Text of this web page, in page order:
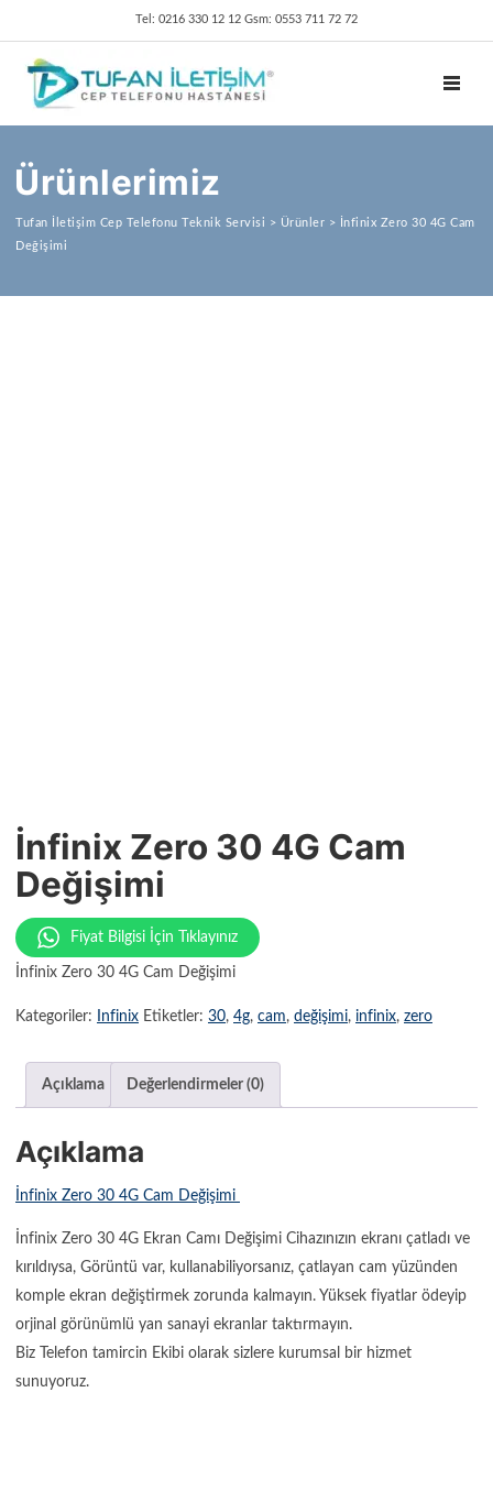
Tel: 0216 330 12 12 Gsm: 0553 711 72 72
Ürünlerimiz
Tufan İletişim Cep Telefonu Teknik Servisi > Ürünler >
İnfinix Zero 30 4G Cam
Değişimi
İnfinix Zero 30 4G Cam
Değişimi
Fiyat Bilgisi İçin Tıklayınız
İnfinix Zero 30 4G Cam Değişimi
Kategoriler: Infinix Etiketler: 30, 4g, cam, değişimi, infinix, zero
Açıklama Değerlendirmeler (0)
Açıklama
İnfinix Zero 30 4G Cam Değişimi
İnfinix Zero 30 4G Ekran Camı Değişimi Cihazınızın ekranı çatladı ve
kırıldıysa, Görüntü var, kullanabiliyorsanız, çatlayan cam yüzünden
komple ekran değiştirmek zorunda kalmayın. Yüksek fiyatlar ödeyip
orjinal görünümlü yan sanayi ekranlar taktırmayın.
Biz Telefon tamircin Ekibi olarak sizlere kurumsal bir hizmet
sunuyoruz.